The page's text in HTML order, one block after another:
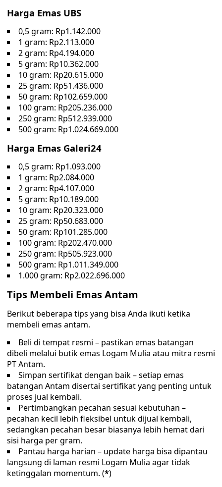
Harga Emas UBS
0,5 gram: Rp1.142.000
1 gram: Rp2.113.000
2 gram: Rp4.194.000
5 gram: Rp10.362.000
10 gram: Rp20.615.000
25 gram: Rp51.436.000
50 gram: Rp102.659.000
100 gram: Rp205.236.000
250 gram: Rp512.939.000
500 gram: Rp1.024.669.000
Harga Emas Galeri24
0,5 gram: Rp1.093.000
1 gram: Rp2.084.000
2 gram: Rp4.107.000
5 gram: Rp10.189.000
10 gram: Rp20.323.000
25 gram: Rp50.683.000
50 gram: Rp101.285.000
100 gram: Rp202.470.000
250 gram: Rp505.923.000
500 gram: Rp1.011.349.000
1.000 gram: Rp2.022.696.000
Tips Membeli Emas Antam
Berikut beberapa tips yang bisa Anda ikuti ketika
membeli emas antam.
Beli di tempat resmi – pastikan emas batangan
dibeli melalui butik emas Logam Mulia atau mitra resmi
PT Antam.
Simpan sertifikat dengan baik – setiap emas
batangan Antam disertai sertifikat yang penting untuk
proses jual kembali.
Pertimbangkan pecahan sesuai kebutuhan –
pecahan kecil lebih fleksibel untuk dijual kembali,
sedangkan pecahan besar biasanya lebih hemat dari
sisi harga per gram.
Pantau harga harian – update harga bisa dipantau
langsung di laman resmi Logam Mulia agar tidak
ketinggalan momentum. (*)